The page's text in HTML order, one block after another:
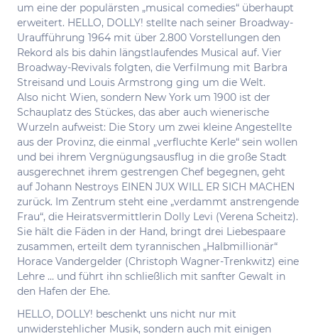
um eine der populärsten „musical comedies“ überhaupt
erweitert. HELLO, DOLLY! stellte nach seiner Broadway-
Uraufführung 1964 mit über 2.800 Vorstellungen den
Rekord als bis dahin längstlaufendes Musical auf. Vier
Broadway-Revivals folgten, die Verfilmung mit Barbra
Streisand und Louis Armstrong ging um die Welt.
Also nicht Wien, sondern New York um 1900 ist der
Schauplatz des Stückes, das aber auch wienerische
Wurzeln aufweist: Die Story um zwei kleine Angestellte
aus der Provinz, die einmal „verfluchte Kerle“ sein wollen
und bei ihrem Vergnügungsausflug in die große Stadt
ausgerechnet ihrem gestrengen Chef begegnen, geht
auf Johann Nestroys EINEN JUX WILL ER SICH MACHEN
zurück. Im Zentrum steht eine „verdammt anstrengende
Frau“, die Heiratsvermittlerin Dolly Levi (Verena Scheitz).
Sie hält die Fäden in der Hand, bringt drei Liebespaare
zusammen, erteilt dem tyrannischen „Halbmillionär“
Horace Vandergelder (Christoph Wagner-Trenkwitz) eine
Lehre … und führt ihn schließlich mit sanfter Gewalt in
den Hafen der Ehe.
HELLO, DOLLY! beschenkt uns nicht nur mit
unwiderstehlicher Musik, sondern auch mit einigen